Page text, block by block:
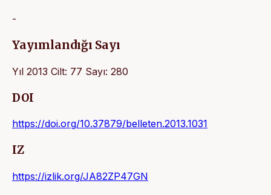
-
Yayımlandığı Sayı
Yıl 2013 Cilt: 77 Sayı: 280
DOI
https://doi.org/10.37879/belleten.2013.1031
IZ
https://izlik.org/JA82ZP47GN